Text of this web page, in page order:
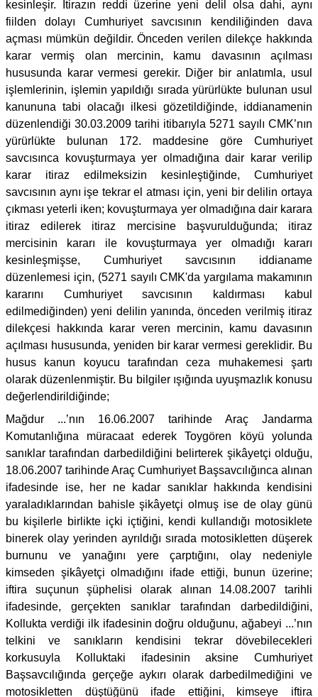
kesinleşir. İtirazın reddi üzerine yeni delil olsa dahi, aynı
fiilden dolayı Cumhuriyet savcısının kendiliğinden dava
açması mümkün değildir. Önceden verilen dilekçe hakkında
karar vermiş olan mercinin, kamu davasının açılması
hususunda karar vermesi gerekir. Diğer bir anlatımla, usul
işlemlerinin, işlemin yapıldığı sırada yürürlükte bulunan usul
kanununa tabi olacağı ilkesi gözetildiğinde, iddianamenin
düzenlendiği 30.03.2009 tarihi itibarıyla 5271 sayılı CMK’nın
yürürlükte bulunan 172. maddesine göre Cumhuriyet
savcısınca kovuşturmaya yer olmadığına dair karar verilip
karar itiraz edilmeksizin kesinleştiğinde, Cumhuriyet
savcısının aynı işe tekrar el atması için, yeni bir delilin ortaya
çıkması yeterli iken; kovuşturmaya yer olmadığına dair karara
itiraz edilerek itiraz mercisine başvurulduğunda; itiraz
mercisinin kararı ile kovuşturmaya yer olmadığı kararı
kesinleşmişse, Cumhuriyet savcısının iddianame
düzenlemesi için, (5271 sayılı CMK'da yargılama makamının
kararını Cumhuriyet savcısının kaldırması kabul
edilmediğinden) yeni delilin yanında, önceden verilmiş itiraz
dilekçesi hakkında karar veren mercinin, kamu davasının
açılması hususunda, yeniden bir karar vermesi gereklidir. Bu
husus kanun koyucu tarafından ceza muhakemesi şartı
olarak düzenlenmiştir. Bu bilgiler ışığında uyuşmazlık konusu
değerlendirildiğinde;
Mağdur ...’nın 16.06.2007 tarihinde Araç Jandarma
Komutanlığına müracaat ederek Toygören köyü yolunda
sanıklar tarafından darbedildiğini belirterek şikâyetçi olduğu,
18.06.2007 tarihinde Araç Cumhuriyet Başsavcılığınca alınan
ifadesinde ise, her ne kadar sanıklar hakkında kendisini
yaraladıklarından bahisle şikâyetçi olmuş ise de olay günü
bu kişilerle birlikte içki içtiğini, kendi kullandığı motosiklete
binerek olay yerinden ayrıldığı sırada motosikletten düşerek
burnunu ve yanağını yere çarptığını, olay nedeniyle
kimseden şikâyetçi olmadığını ifade ettiği, bunun üzerine;
iftira suçunun şüphelisi olarak alınan 14.08.2007 tarihli
ifadesinde, gerçekten sanıklar tarafından darbedildiğini,
Kollukta verdiği ilk ifadesinin doğru olduğunu, ağabeyi ...’nın
telkini ve sanıkların kendisini tekrar dövebilecekleri
korkusuyla Kolluktaki ifadesinin aksine Cumhuriyet
Başsavcılığında gerçeğe aykırı olarak darbedilmediğini ve
motosikletten düştüğünü ifade ettiğini, kimseye iftira